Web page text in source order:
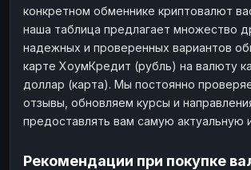
конкретном обменнике криптовалют
наша таблица предлагает множество
надежных и проверенных вариантов
карте ХоумКредит (рубль) на валюту
доллар (карта). Мы постоянно
отзывы, обновляем курсы и
предоставлять вам самую актуальную
Рекомендации при покупке